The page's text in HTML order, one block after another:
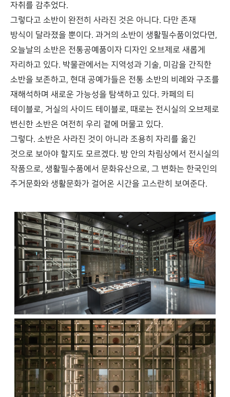
자취를 감추었다.
그렇다고 소반이 완전히 사라진 것은 아니다. 다만 존재
방식이 달라졌을 뿐이다. 과거의 소반이 생활필수품이었다면,
오늘날의 소반은 전통공예품이자 디자인 오브제로 새롭게
자리하고 있다. 박물관에서는 지역성과 기술, 미감을 간직한
소반을 보존하고, 현대 공예가들은 전통 소반의 비례와 구조를
재해석하며 새로운 가능성을 탐색하고 있다. 카페의 티
테이블로, 거실의 사이드 테이블로, 때로는 전시실의 오브제로
변신한 소반은 여전히 우리 곁에 머물고 있다.
그렇다. 소반은 사라진 것이 아니라 조용히 자리를 옮긴
것으로 보아야 할지도 모르겠다. 방 안의 차림상에서 전시실의
작품으로, 생활필수품에서 문화유산으로, 그 변화는 한국인의
주거문화와 생활문화가 걸어온 시간을 고스란히 보여준다.